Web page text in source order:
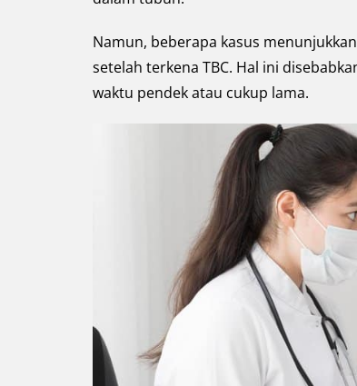
Namun, beberapa kasus
setelah terkena TBC. Hal ini
waktu pendek atau cukup lama.